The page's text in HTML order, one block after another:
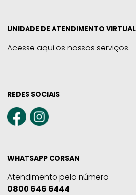
UNIDADE DE ATENDIMENTO VIRTUAL
Acesse aqui os nossos serviços.
REDES SOCIAIS
WHATSAPP CORSAN
Atendimento pelo número
0800 646 6444